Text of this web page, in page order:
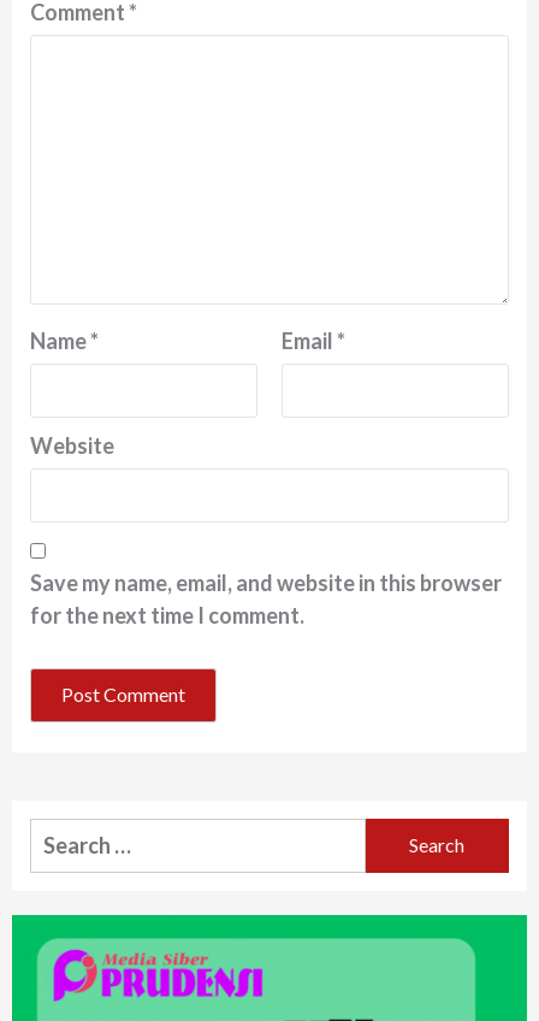
Comment*
Name* Email*
Website
Save my name, email, and website in this browser
for the next time I comment.